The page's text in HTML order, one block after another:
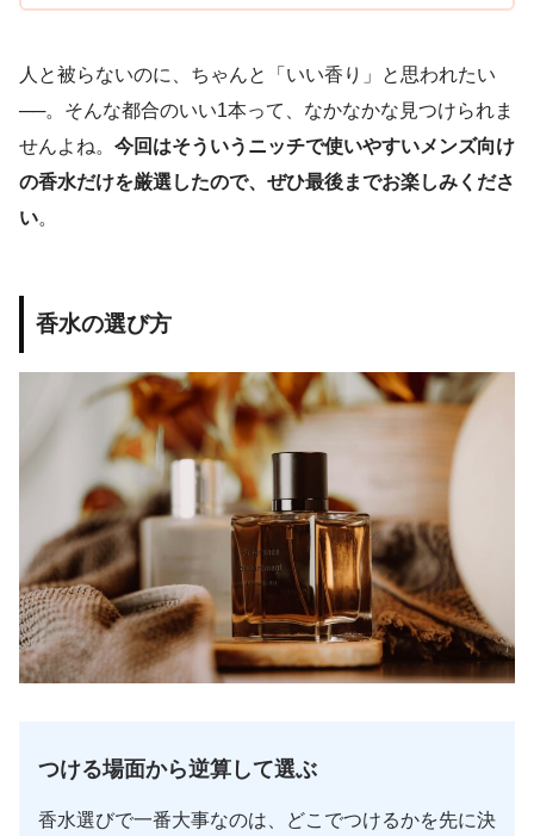
人と被らないのに、ちゃんと「いい香り」と思われたい
──。そんな都合のいい1本って、なかなかな見つけられま
せんよね。 今回はそういうニッチで使いやすいメンズ向け
の香水だけを厳選したので、ぜひ最後までお楽しみくださ
い。
香水の選び方
つける場面から逆算して選ぶ
香水選びで一番大事なのは、どこでつけるかを先に決